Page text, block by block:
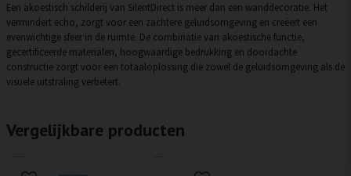
Een akoestisch schilderij van SilentDirect is meer dan een wanddecoratie. Het
vermindert echo, zorgt voor een zachtere geluidsomgeving en creëert een
evenwichtige sfeer in de ruimte. De combinatie van akoestische functie,
gecertificeerde materialen, hoogwaardige bedrukking en doordachte
constructie zorgt voor een totaaloplossing die zowel de geluidsomgeving als de
visuele uitstraling verbetert.
Vergelijkbare producten